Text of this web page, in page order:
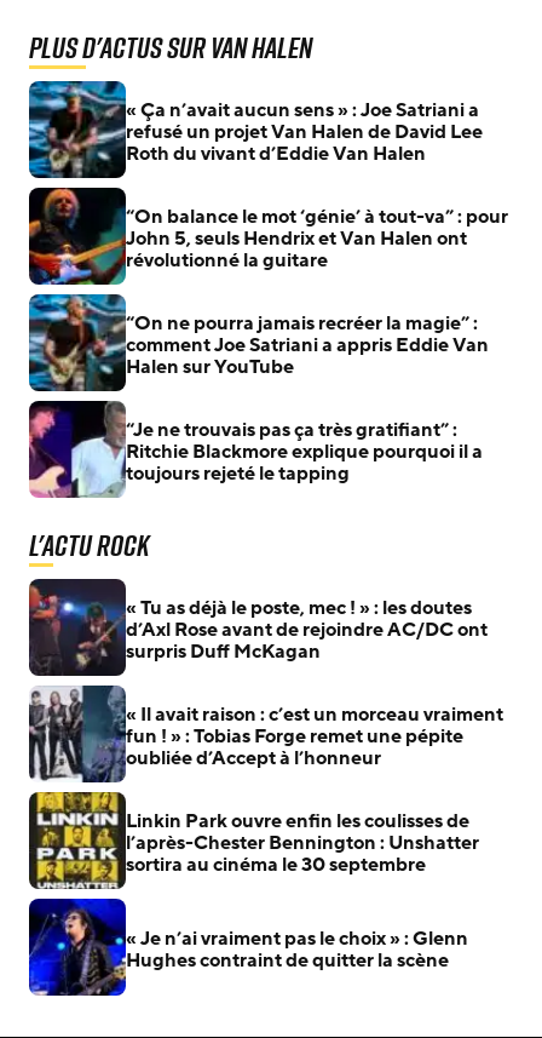
Plus d'actus sur Van Halen
« Ça n’avait aucun sens » : Joe Satriani a
refusé un projet Van Halen de David Lee
Roth du vivant d’Eddie Van Halen
“On balance le mot ‘génie’ à tout-va” : pour
John 5, seuls Hendrix et Van Halen ont
révolutionné la guitare
“On ne pourra jamais recréer la magie” :
comment Joe Satriani a appris Eddie Van
Halen sur YouTube
“Je ne trouvais pas ça très gratifiant” :
Ritchie Blackmore explique pourquoi il a
toujours rejeté le tapping
L'actu Rock
« Tu as déjà le poste, mec ! » : les doutes
d’Axl Rose avant de rejoindre AC/DC ont
surpris Duff McKagan
« Il avait raison : c’est un morceau vraiment
fun ! » : Tobias Forge remet une pépite
oubliée d’Accept à l’honneur
Linkin Park ouvre enfin les coulisses de
l’après-Chester Bennington : Unshatter
sortira au cinéma le 30 septembre
« Je n’ai vraiment pas le choix » : Glenn
Hughes contraint de quitter la scène